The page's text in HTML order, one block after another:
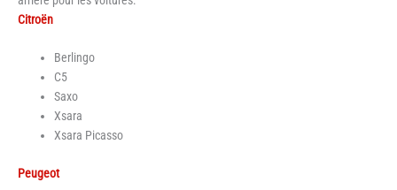
Citroën
Berlingo
C5
Saxo
Xsara
Xsara Picasso
Peugeot